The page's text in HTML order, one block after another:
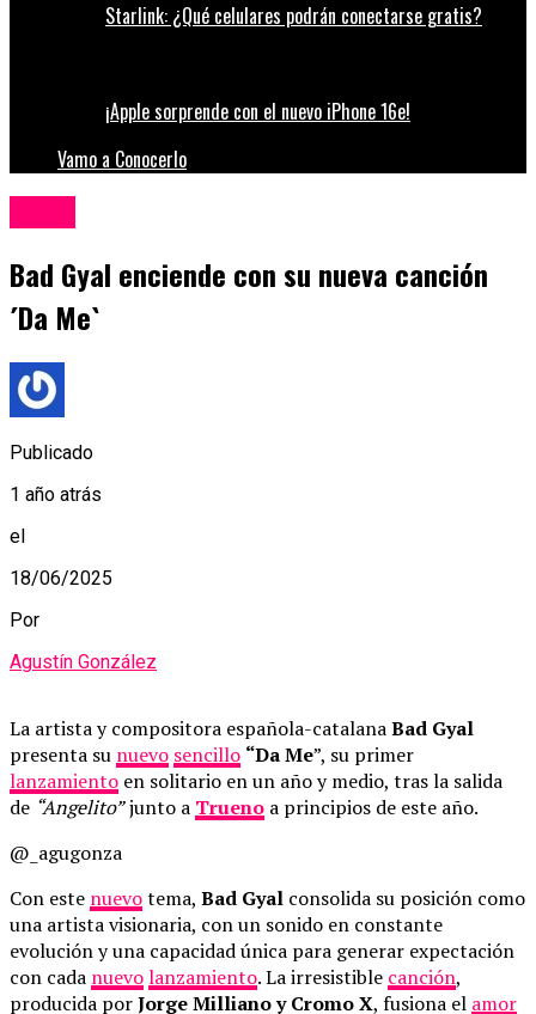
Starlink: ¿Qué celulares podrán conectarse gratis?
¡Apple sorprende con el nuevo iPhone 16e!
Vamo a Conocerlo
Bad Gyal enciende con su nueva canción
´Da Me`
Publicado
1 año atrás
el
18/06/2025
Por
Agustín González
La artista y compositora española-catalanaBad Gyal
presenta su nuevo sencillo “Da Me”, su primer
lanzamiento en solitario en un año y medio, tras la salida
de “Angelito”junto a Trueno a principios de este año.
@_agugonza
Con este nuevotema, Bad Gyal consolida su posición como
una artista visionaria, con un sonido en constante
evolución y una capacidad única para generar expectación
con cada nuevolanzamiento. La irresistible canción,
producida porJorge Milliano y Cromo X, fusiona el amor